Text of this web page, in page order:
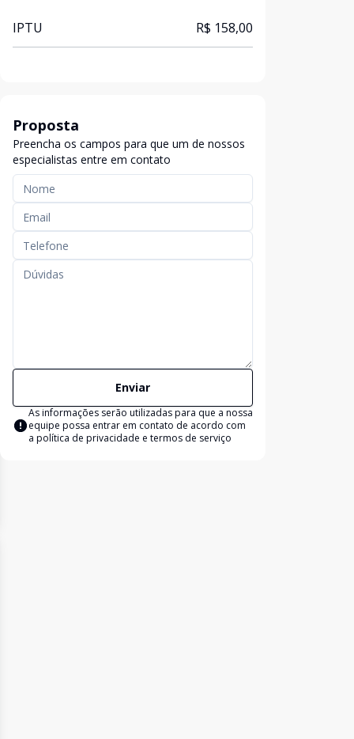
IPTU R$ 158,00
Proposta
Preencha os campos para que um de nossos
especialistas entre em contato
Enviar
As informações serão utilizadas para que a nossa
equipe possa entrar em contato de acordo com
a política de privacidade e termos de serviço